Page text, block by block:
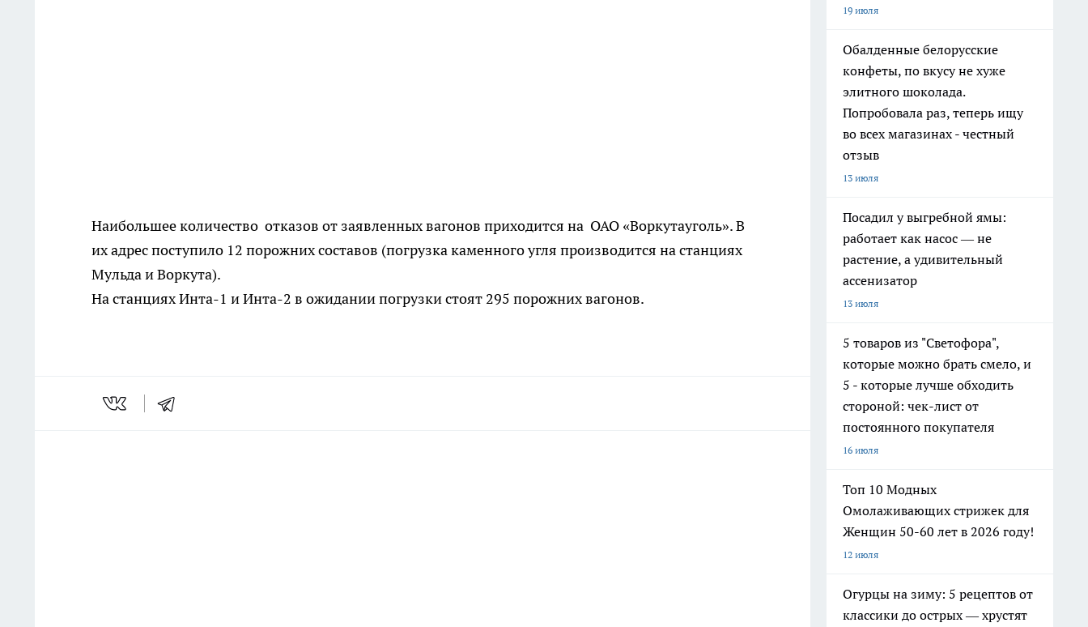
Наибольшее количество отказов от заявленных вагонов приходится на ОАО «Воркутауголь». В
их адрес поступило 12 порожних составов (погрузка каменного угля производится на станциях
Мульда и Воркута).
На станциях Инта-1 и Инта-2 в ожидании погрузки стоят 295 порожних вагонов.
19 июля
Обалденные белорусские
конфеты, по вкусу не хуже
элитного шоколада.
Попробовала раз, теперь ищу
во всех магазинах - честный
отзыв
13 июля
Посадил у выгребной ямы:
работает как насос — не
растение, а удивительный
ассенизатор
13 июля
5 товаров из "Светофора",
которые можно брать смело, и
5 - которые лучше обходить
стороной: чек-лист от
постоянного покупателя
16 июля
Топ 10 Модных
Омолаживающих стрижек для
Женщин 50-60 лет в 2026 году!
12 июля
Огурцы на зиму: 5 рецептов от
классики до острых — хрустят